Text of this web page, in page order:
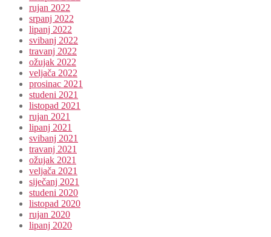
rujan 2022
srpanj 2022
lipanj 2022
svibanj 2022
travanj 2022
ožujak 2022
veljača 2022
prosinac 2021
studeni 2021
listopad 2021
rujan 2021
lipanj 2021
svibanj 2021
travanj 2021
ožujak 2021
veljača 2021
siječanj 2021
studeni 2020
listopad 2020
rujan 2020
lipanj 2020